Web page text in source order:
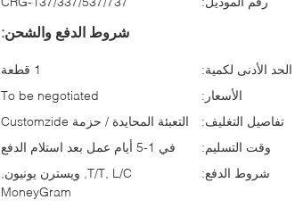
شروط الدفع والشحن:
الحد الأدنى لكمية:
1 قطعة
الأسعار:
To be negotiated
تفاصيل التغليف:
التعبئة المحايدة / حزمة Customzide
وقت التسليم:
في 1-5 أيام عمل بعد استلام الدفع
شروط الدفع:
T/T, L/C, ويسترن يونيون,
MoneyGram